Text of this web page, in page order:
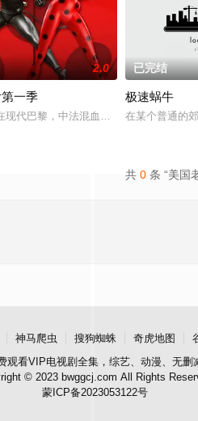
威比（Wibbly Pig），充满天真幻想的
还有一只可爱的大鼻子，他就是小猪威
2.0
一季
现代巴黎，中法混血的Marinette Dupain-
已完结
极速蜗牛
在某个普通的
共 0 条 “美国
神马爬虫 搜狗蜘蛛 奇虎地图
观看VIP电视剧全集，综艺、动漫、无删
© 2023 bwggcj.com All Rights
蒙ICP备2023053122号